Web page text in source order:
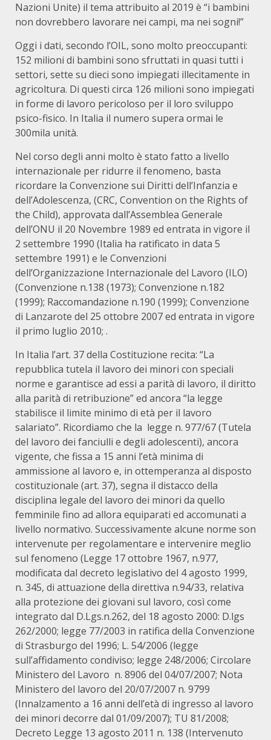
Nazioni Unite) il tema attribuito al 2019 è “i bambini
non dovrebbero lavorare nei campi, ma nei sogni!”
Oggi i dati, secondo l’OIL, sono molto preoccupanti:
152 milioni di bambini sono sfruttati in quasi tutti i
settori, sette su dieci sono impiegati illecitamente in
agricoltura. Di questi circa 126 milioni sono impiegati
in forme di lavoro pericoloso per il loro sviluppo
psico-fisico. In Italia il numero supera ormai le
300mila unità.
Nel corso degli anni molto è stato fatto a livello
internazionale per ridurre il fenomeno, basta
ricordare la Convenzione sui Diritti dell’Infanzia e
dell’Adolescenza, (CRC, Convention on the Rights of
the Child), approvata dall’Assemblea Generale
dell’ONU il 20 Novembre 1989 ed entrata in vigore il
2 settembre 1990 (Italia ha ratificato in data 5
settembre 1991) e le Convenzioni
dell’Organizzazione Internazionale del Lavoro (ILO)
(Convenzione n.138 (1973); Convenzione n.182
(1999); Raccomandazione n.190 (1999); Convenzione
di Lanzarote del 25 ottobre 2007 ed entrata in vigore
il primo luglio 2010; .
In Italia l’art. 37 della Costituzione recita: “La
repubblica tutela il lavoro dei minori con speciali
norme e garantisce ad essi a parità di lavoro, il diritto
alla parità di retribuzione” ed ancora “la legge
stabilisce il limite minimo di età per il lavoro
salariato”. Ricordiamo che la legge n. 977/67 (Tutela
del lavoro dei fanciulli e degli adolescenti), ancora
vigente, che fissa a 15 anni l’età minima di
ammissione al lavoro e, in ottemperanza al disposto
costituzionale (art. 37), segna il distacco della
disciplina legale del lavoro dei minori da quello
femminile fino ad allora equiparati ed accomunati a
livello normativo. Successivamente alcune norme son
intervenute per regolamentare e intervenire meglio
sul fenomeno (Legge 17 ottobre 1967, n.977,
modificata dal decreto legislativo del 4 agosto 1999,
n. 345, di attuazione della direttiva n.94/33, relativa
alla protezione dei giovani sul lavoro, così come
integrato dal D.Lgs.n.262, del 18 agosto 2000: D.lgs
262/2000; legge 77/2003 in ratifica della Convenzione
di Strasburgo del 1996; L. 54/2006 (legge
sull’affidamento condiviso; legge 248/2006; Circolare
Ministero del Lavoro n. 8906 del 04/07/2007; Nota
Ministero del lavoro del 20/07/2007 n. 9799
(Innalzamento a 16 anni dell’età di ingresso al lavoro
dei minori decorre dal 01/09/2007); TU 81/2008;
Decreto Legge 13 agosto 2011 n. 138 (Intervenuto